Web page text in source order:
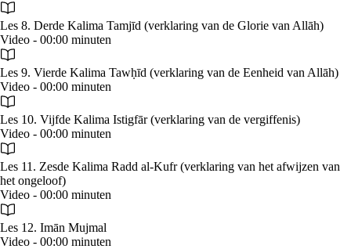
Les 8. Derde Kalima Tamjīd (verklaring van de Glorie van Allāh)
Video - 00:00 minuten
Les 9. Vierde Kalima Tawḥīd (verklaring van de Eenheid van Allāh)
Video - 00:00 minuten
Les 10. Vijfde Kalima Istigfār (verklaring van de vergiffenis)
Video - 00:00 minuten
Les 11. Zesde Kalima Radd al-Kufr (verklaring van het afwijzen van
het ongeloof)
Video - 00:00 minuten
Les 12. Imān Mujmal
Video - 00:00 minuten